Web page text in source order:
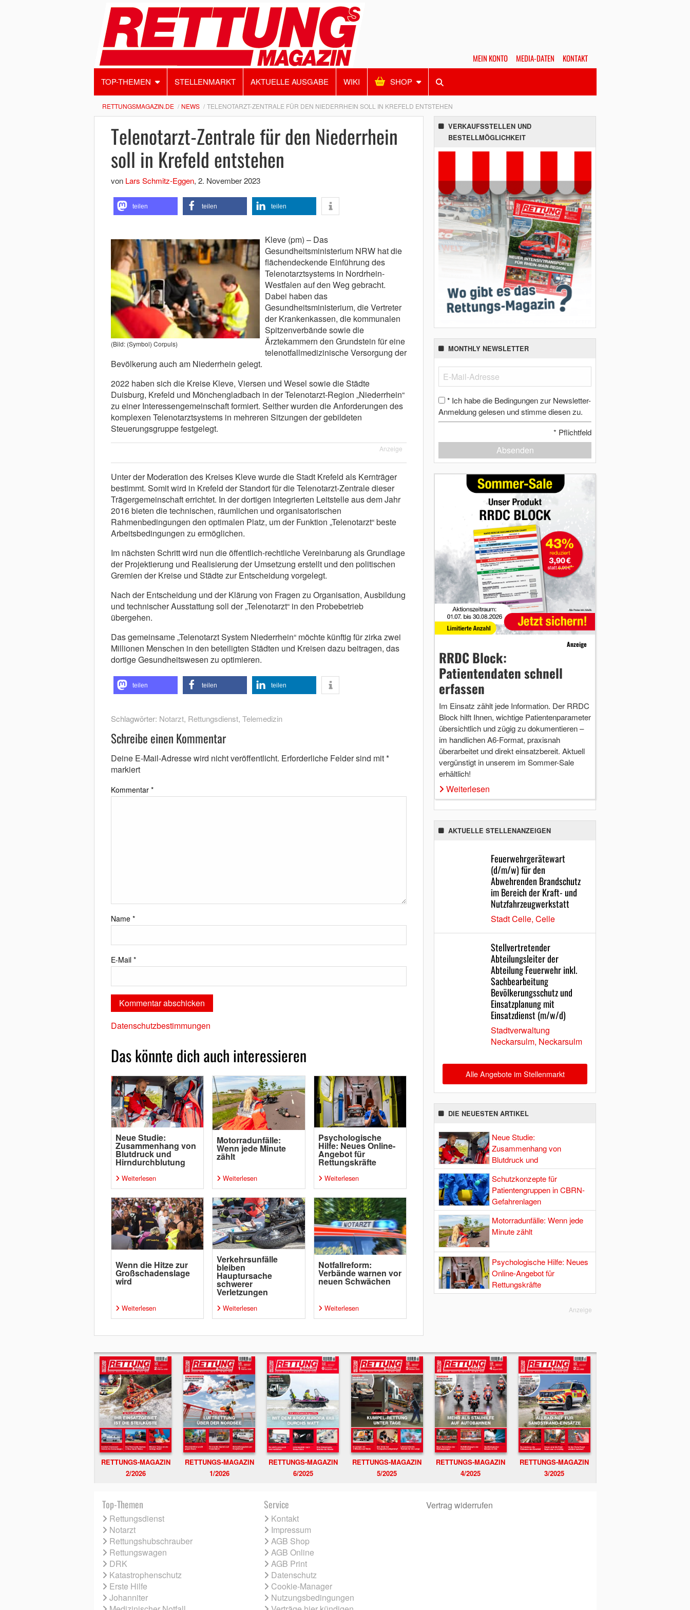
MEIN KONTO MEDIA-DATEN KONTAKT
TOP-THEMEN STELLENMARKT AKTUELLE AUSGABE WIKI SHOP
RETTUNGSMAGAZIN.DE NEWS TELENOTARZT-ZENTRALE FÜR DEN NIEDERRHEIN SOLL IN KREFELD ENTSTEHEN
Telenotarzt-Zentrale für den Niederrhein
soll in Krefeld entstehen
von Lars Schmitz-Eggen, 2. November 2023
teilen teilen teilen
(Bild: (Symbol) Corpuls)
Kleve (pm) – Das
Gesundheitsministerium NRW hat die
flächendeckende Einführung des
Telenotarztsystems in Nordrhein-
Westfalen auf den Weg gebracht.
Dabei haben das
Gesundheitsministerium, die Vertreter
der Krankenkassen, die kommunalen
Spitzenverbände sowie die
Ärztekammern den Grundstein für eine
telenotfallmedizinische Versorgung der
Bevölkerung auch am Niederrhein gelegt.
2022 haben sich die Kreise Kleve, Viersen und Wesel sowie die Städte
Duisburg, Krefeld und Mönchengladbach in der Telenotarzt-Region „Niederrhein“
zu einer Interessengemeinschaft formiert. Seither wurden die Anforderungen des
komplexen Telenotarztsystems in mehreren Sitzungen der gebildeten
Steuerungsgruppe festgelegt.
Anzeige
Unter der Moderation des Kreises Kleve wurde die Stadt Krefeld als Kernträger
bestimmt. Somit wird in Krefeld der Standort für die Telenotarzt-Zentrale dieser
Trägergemeinschaft errichtet. In der dortigen integrierten Leitstelle aus dem Jahr
2016 bieten die technischen, räumlichen und organisatorischen
Rahmenbedingungen den optimalen Platz, um der Funktion „Telenotarzt“ beste
Arbeitsbedingungen zu ermöglichen.
Im nächsten Schritt wird nun die öffentlich-rechtliche Vereinbarung als Grundlage
der Projektierung und Realisierung der Umsetzung erstellt und den politischen
Gremien der Kreise und Städte zur Entscheidung vorgelegt.
Nach der Entscheidung und der Klärung von Fragen zu Organisation, Ausbildung
und technischer Ausstattung soll der „Telenotarzt“ in den Probebetrieb
übergehen.
Das gemeinsame „Telenotarzt System Niederrhein“ möchte künftig für zirka zwei
Millionen Menschen in den beteiligten Städten und Kreisen dazu beitragen, das
dortige Gesundheitswesen zu optimieren.
teilen teilen teilen
Schlagwörter: Notarzt, Rettungsdienst, Telemedizin
Schreibe einen Kommentar
Deine E-Mail-Adresse wird nicht veröffentlicht. Erforderliche Felder sind mit*
markiert
Kommentar *
Name *
E-Mail *
Datenschutzbestimmungen
Das könnte dich auch interessieren
Neue Studie:
Zusammenhang von
Blutdruck und
Hirndurchblutung
Weiterlesen
Motorradunfälle:
Wenn jede Minute
zählt
Weiterlesen
Psychologische
Hilfe: Neues Online-
Angebot für
Rettungskräfte
Weiterlesen
Wenn die Hitze zur
Großschadenslage
wird
Weiterlesen
Verkehrsunfälle
bleiben
Hauptursache
schwerer
Verletzungen
Weiterlesen
Notfallreform:
Verbände warnen vor
neuen Schwächen
Weiterlesen
VERKAUFSSTELLEN UND
BESTELLMÖGLICHKEIT
MONTHLY NEWSLETTER
* Ich habe die Bedingungen zur Newsletter-
Anmeldung gelesen und stimme diesen zu.
* Pflichtfeld
Absenden
Anzeige
RRDC Block:
Patientendaten schnell
erfassen
Im Einsatz zählt jede Information. Der RRDC
Block hilft Ihnen, wichtige Patientenparameter
übersichtlich und zügig zu dokumentieren –
im handlichen A6-Format, praxisnah
überarbeitet und direkt einsatzbereit. Aktuell
vergünstigt in unserem im Sommer-Sale
erhältlich!
Weiterlesen
AKTUELLE STELLENANZEIGEN
Feuerwehrgerätewart
(d/m/w) für den
Abwehrenden Brandschutz
im Bereich der Kraft- und
Nutzfahrzeugwerkstatt
Stadt Celle, Celle
Stellvertretender
Abteilungsleiter der
Abteilung Feuerwehr inkl.
Sachbearbeitung
Bevölkerungsschutz und
Einsatzplanung mit
Einsatzdienst (m/w/d)
Stadtverwaltung
Neckarsulm, Neckarsulm
Alle Angebote im Stellenmarkt
DIE NEUESTEN ARTIKEL
Neue Studie:
Zusammenhang von
Blutdruck und
Hirndurchblutung
Schutzkonzepte für
Patientengruppen in CBRN-
Gefahrenlagen
Motorradunfälle: Wenn jede
Minute zählt
Psychologische Hilfe: Neues
Online-Angebot für
Rettungskräfte
Anzeige
RETTUNGS-MAGAZIN
2/2026
RETTUNGS-MAGAZIN
1/2026
RETTUNGS-MAGAZIN
6/2025
RETTUNGS-MAGAZIN
5/2025
RETTUNGS-MAGAZIN
4/2025
RETTUNGS-MAGAZIN
3/2025
Top-Themen
Rettungsdienst
Notarzt
Rettungshubschrauber
Rettungswagen
DRK
Katastrophenschutz
Erste Hilfe
Johanniter
Service
Kontakt
Impressum
AGB Shop
AGB Online
AGB Print
Datenschutz
Cookie-Manager
Nutzungsbedingungen
Vertrag widerrufen